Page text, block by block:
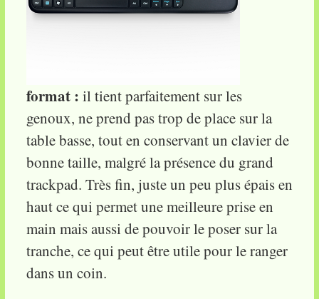
format : il tient parfaitement sur les
genoux, ne prend pas trop de place sur la
table basse, tout en conservant un clavier de
bonne taille, malgré la présence du grand
trackpad. Très fin, juste un peu plus épais en
haut ce qui permet une meilleure prise en
main mais aussi de pouvoir le poser sur la
tranche, ce qui peut être utile pour le ranger
dans un coin.